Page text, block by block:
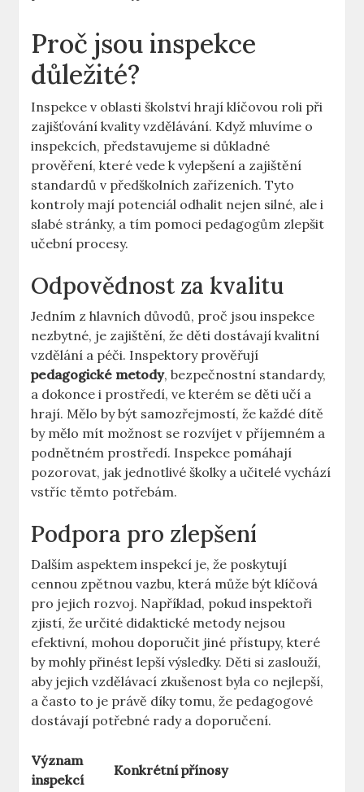
Proč jsou inspekce
důležité?
Inspekce ‌v oblasti školství ​hrají klíčovou ​roli při
zajišťování ⁤kvality vzdělávání.​ Když mluvíme o
inspekcích,‍ představujeme ​si důkladné
prověření, které vede k⁣ vylepšení ⁢a zajištění
standardů v předškolních zařízeních. Tyto
kontroly mají potenciál ​odhalit⁢ nejen silné, ale i‌
slabé ⁤stránky, a tím pomoci ⁢pedagogům zlepšit
učební ⁢procesy.
Odpovědnost⁢ za kvalitu
Jedním⁤ z‍ hlavních důvodů, ⁣proč jsou inspekce
‍nezbytné, je zajištění, ‍že děti dostávají kvalitní
vzdělání a ‍péči. Inspektory prověřují⁢
pedagogické metody, bezpečnostní standardy,
a dokonce i prostředí, ve kterém se‍ děti učí a
hrají.⁣ Mělo by být samozřejmostí, že každé dítě
by mělo mít možnost se rozvíjet v příjemném‌ a⁤
podnětném prostředí. Inspekce pomáhají
pozorovat, jak ‌jednotlivé školky ⁢a učitelé ‍vychází
vstříc těmto potřebám.
Podpora ⁣pro ⁢zlepšení
Dalším aspektem ⁤inspekcí je, že‍ poskytují
cennou zpětnou​ vazbu, která může být klíčová
pro ⁣jejich‍ rozvoj. Například, pokud ‍inspektoři
zjistí, ​že⁤ určité didaktické metody nejsou
efektivní, mohou doporučit jiné přístupy, které
by mohly​ přinést lepší výsledky. Děti si zaslouží,
aby jejich vzdělávací zkušenost byla co nejlepší,⁢
a často to je právě díky tomu, že pedagogové
dostávají potřebné‌ rady a doporučení.
Význam⁣
inspekcí
Konkrétní přínosy